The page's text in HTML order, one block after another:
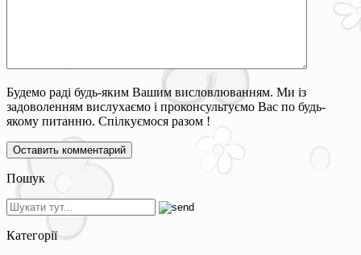
Будемо раді будь-яким Вашим висловлюванням. Ми із
задоволенням вислухаємо і проконсультуємо Вас по будь-
якому питанню. Спілкуємося разом !
Пошук
Категорії